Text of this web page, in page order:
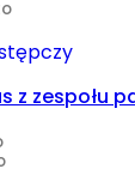
z zespołu